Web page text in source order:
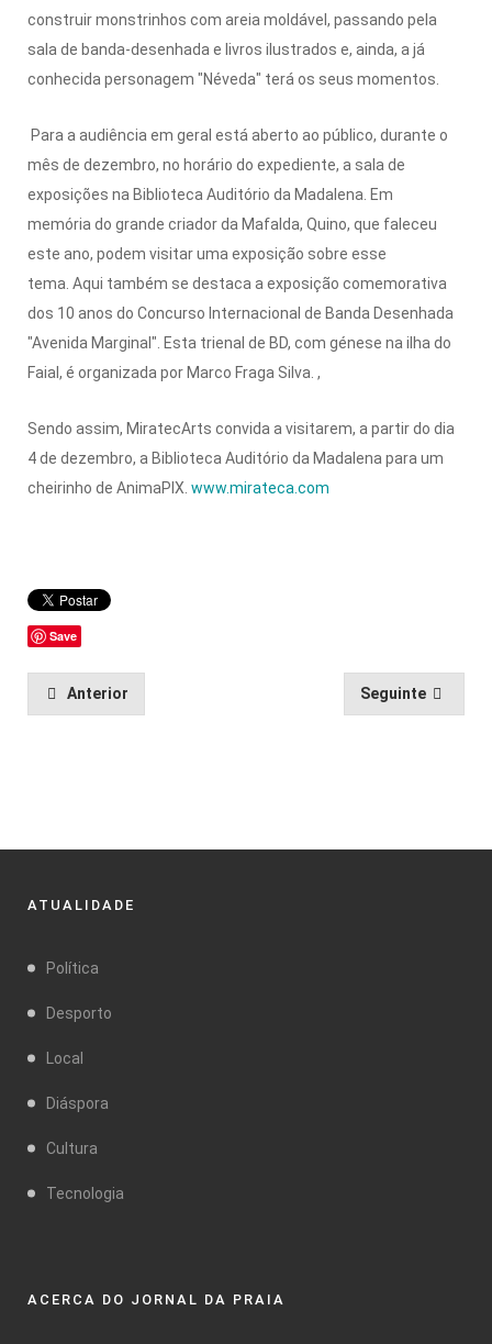
construir monstrinhos com areia moldável, passando pela
sala de banda-desenhada e livros ilustrados e, ainda, a já
conhecida personagem "Néveda" terá os seus momentos.
Para a audiência em geral está aberto ao público, durante o
mês de dezembro, no horário do expediente, a sala de
exposições na Biblioteca Auditório da Madalena. Em
memória do grande criador da Mafalda, Quino, que faleceu
este ano, podem visitar uma exposição sobre esse
tema. Aqui também se destaca a exposição comemorativa
dos 10 anos do Concurso Internacional de Banda Desenhada
"Avenida Marginal". Esta trienal de BD, com génese na ilha do
Faial, é organizada por Marco Fraga Silva. ,
Sendo assim, MiratecArts convida a visitarem, a partir do dia
4 de dezembro, a Biblioteca Auditório da Madalena para um
cheirinho de AnimaPIX. www.mirateca.com
Save
Anterior Seguinte
ATUALIDADE
Política
Desporto
Local
Diáspora
Cultura
Tecnologia
ACERCA DO JORNAL DA PRAIA